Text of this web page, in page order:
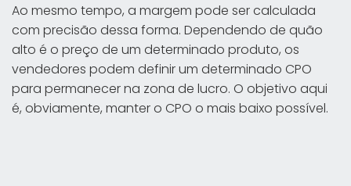
Ao mesmo tempo, a margem pode ser calculada
com precisão dessa forma. Dependendo de quão
alto é o preço de um determinado produto, os
vendedores podem definir um determinado CPO
para permanecer na zona de lucro. O objetivo aqui
é, obviamente, manter o CPO o mais baixo possível.